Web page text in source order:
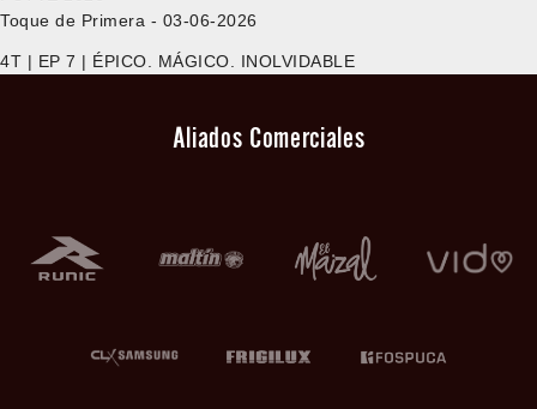
Toque de Primera - 03-06-2026
4T | EP 7 | ÉPICO. MÁGICO. INOLVIDABLE
Aliados Comerciales